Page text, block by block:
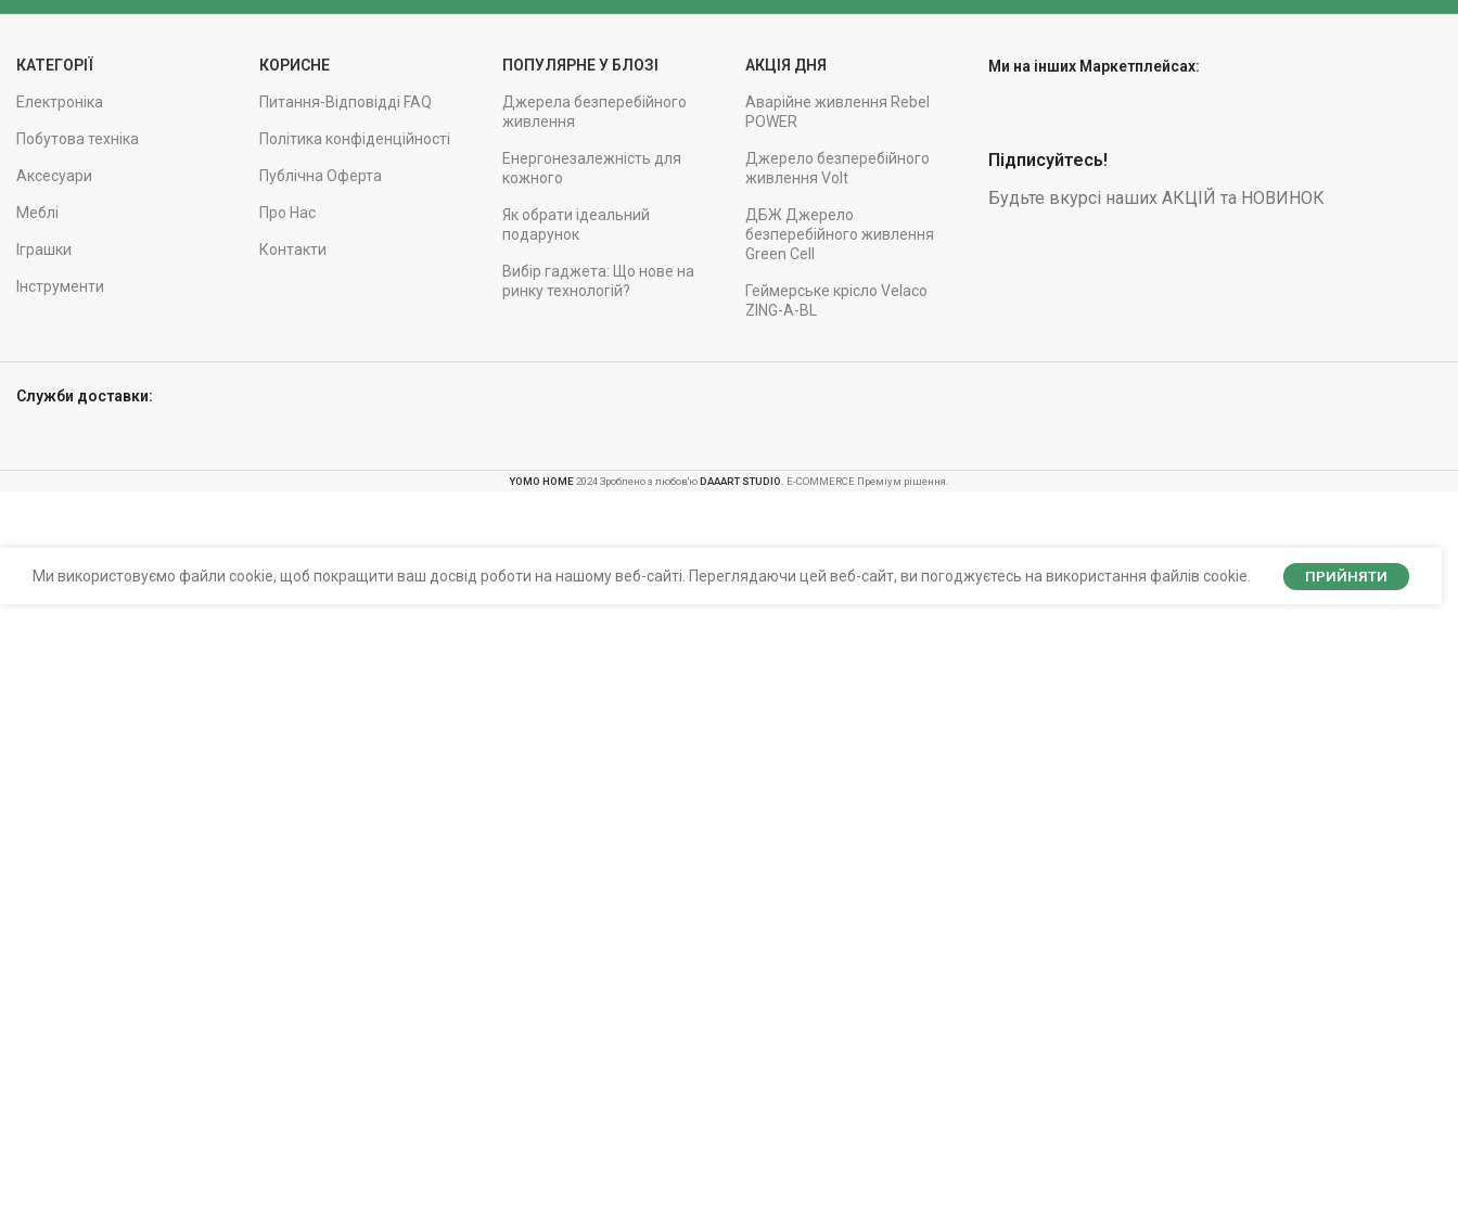
КАТЕГОРІЇ
Електроніка
Побутова техніка
Аксесуари
Меблі
Іграшки
Інструменти
КОРИСНЕ
Питання-Відповідді FAQ
Політика конфіденційності
Публічна Оферта
Про Нас
Контакти
ПОПУЛЯРНЕ У БЛОЗІ
Джерела безперебійного
живлення
Енергонезалежність для
кожного
Як обрати ідеальний
подарунок
Вибір гаджета: Що нове на
ринку технологій?
АКЦІЯ ДНЯ
Аварійне живлення Rebel
POWER
Джерело безперебійного
живлення Volt
ДБЖ Джерело
безперебійного живлення
Green Cell
Геймерське крісло Velaco
ZING-A-BL
Ми на інших Маркетплейсах:
Підписуйтесь!
Будьте вкурсі наших АКЦІЙ та НОВИНОК
Служби доставки:
YOMO HOME 2024 Зроблено з любов'юDAAART STUDIO . E-COMMERCE Преміум рішення.
Ми використовуємо файли cookie, щоб покращити ваш досвід роботи на нашому веб-сайті. Переглядаючи цей веб-сайт, ви погоджуєтесь на використання файлів cookie. ПРИЙНЯТИ